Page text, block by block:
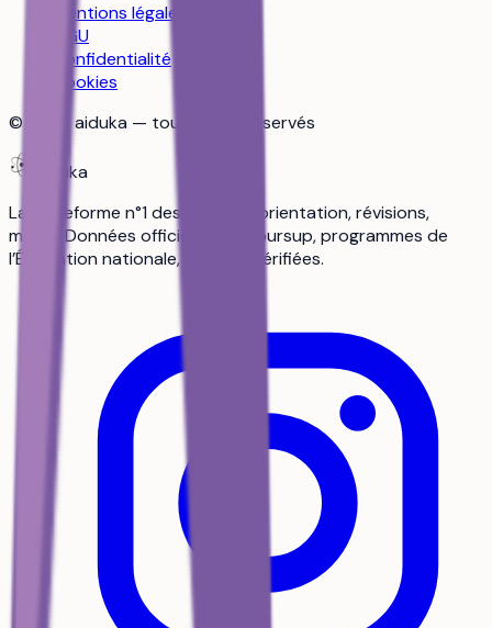
Mentions légales
CGU
Confidentialité
Cookies
©
aiduka — tous droits réservés
aiduka
La plateforme n°1 des lycéens : orientation, révisions,
média. Données officielles Parcoursup, programmes de
l’Éducation nationale, sources vérifiées.